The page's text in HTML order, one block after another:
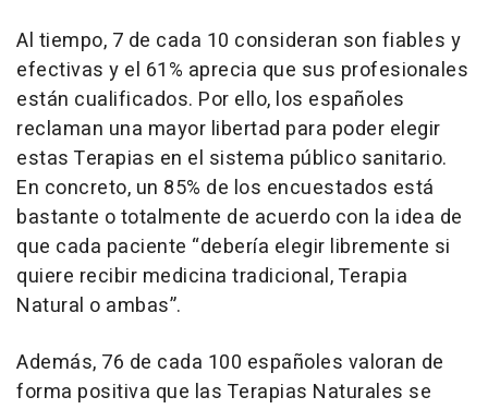
Al tiempo, 7 de cada 10 consideran son fiables y
efectivas y el 61% aprecia que sus profesionales
están cualificados. Por ello, los españoles
reclaman una mayor libertad para poder elegir
estas Terapias en el sistema público sanitario.
En concreto, un 85% de los encuestados está
bastante o totalmente de acuerdo con la idea de
que cada paciente “debería elegir libremente si
quiere recibir medicina tradicional, Terapia
Natural o ambas”.
Además, 76 de cada 100 españoles valoran de
forma positiva que las Terapias Naturales se